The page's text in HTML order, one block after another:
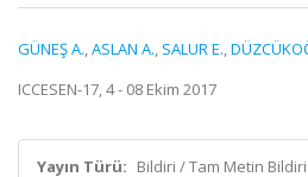
GÜNEŞ A.,ASLAN A., SALUR E.,
ICCESEN-17, 4 - 08 Ekim 2017
Yayın Türü: Bildiri / Tam Metin Bildiri